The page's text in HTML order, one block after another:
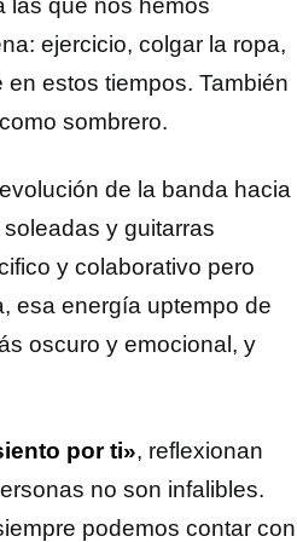
las que nos hemos
ejercicio, colgar la ropa,
estos tiempos. También
sombrero.
de la banda hacia
y guitarras
y colaborativo pero
esa energía uptempo de
oscuro y emocional, y
por ti», reflexionan
no son infalibles.
podemos contar con